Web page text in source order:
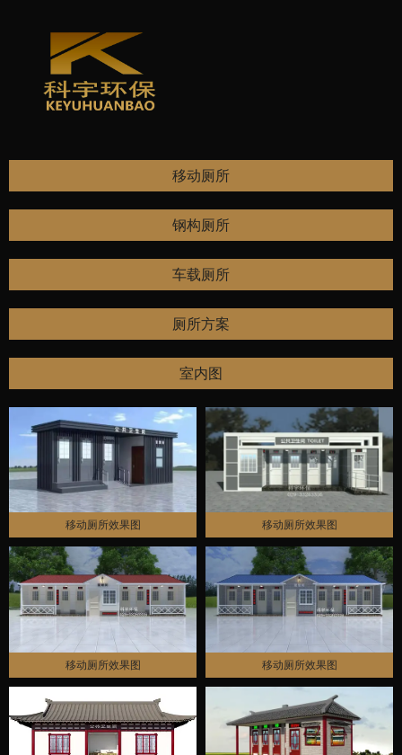
移动厕所
移动厕所
钢构厕所
车载厕所
厕所方案
室内图
移动厕所效果图 移动厕所效果图
移动厕所效果图 移动厕所效果图